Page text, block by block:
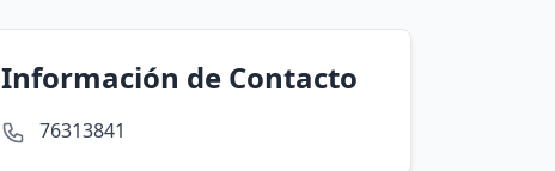
Información de Contacto
76313841